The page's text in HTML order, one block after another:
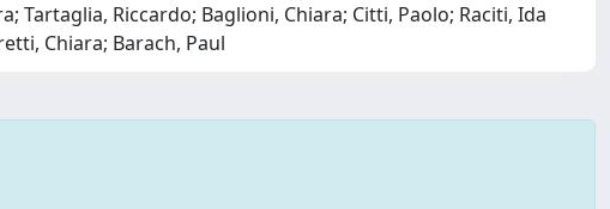
Tartaglia, Riccardo; Baglioni, Chiara; Citti, Paolo; Raciti, Ida
Chiara; Barach, Paul